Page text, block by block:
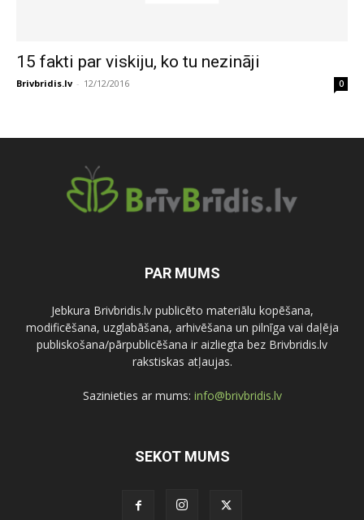
15 fakti par viskiju, ko tu nezināji
Brivbridis.lv - 12/12/2016 0
PAR MUMS
Jebkura Brivbridis.lv publicēto materiālu kopēšana,
modificēšana, uzglabāšana, arhivēšana un pilnīga vai daļēja
publiskošana/pārpublicēšana ir aizliegta bez Brivbridis.lv
rakstiskas atļaujas.
Sazinieties ar mums: info@brivbridis.lv
SEKOT MUMS